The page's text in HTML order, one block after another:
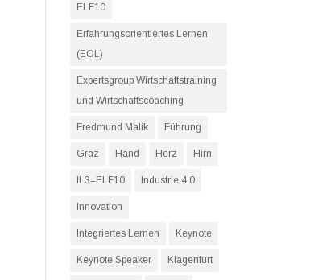
ELF10
Erfahrungsorientiertes Lernen
(EOL)
Expertsgroup Wirtschaftstraining
und Wirtschaftscoaching
Fredmund Malik Führung
Graz Hand Herz Hirn
IL3=ELF10 Industrie 4.0
Innovation
Integriertes Lernen Keynote
Keynote Speaker Klagenfurt